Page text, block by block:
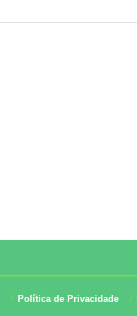
Política de Privacidade